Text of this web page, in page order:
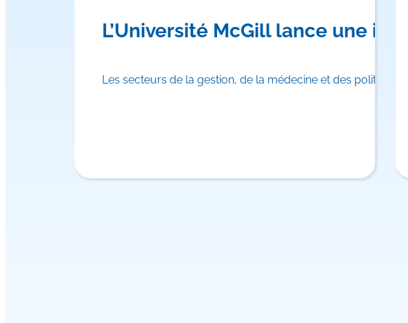
L’Université McGill lance une
Les secteurs de la gestion, de la médecine et des politiques